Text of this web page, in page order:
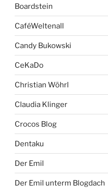
Boardstein
CaféWeltenall
Candy Bukowski
CeKaDo
Christian Wöhrl
Claudia Klinger
Crocos Blog
Dentaku
Der Emil
Der Emil unterm Blogdach